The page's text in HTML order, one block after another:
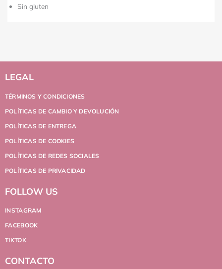
Sin gluten
LEGAL
TÉRMINOS Y CONDICIONES
POLÍTICAS DE CAMBIO Y DEVOLUCIÓN
POLÍTICAS DE ENTREGA
POLÍTICAS DE COOKIES
POLÍTICAS DE REDES SOCIALES
POLÍTICAS DE PRIVACIDAD
FOLLOW US
INSTAGRAM
FACEBOOK
TIKTOK
CONTACTO